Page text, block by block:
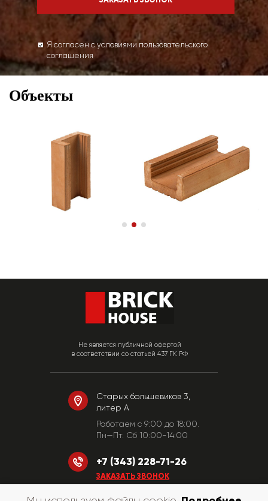
Я согласен с условиями пользовательского
соглашения
Объекты
Не является публичной офертой
в соответствии со статьей 437 ГК РФ
Старых большевиков 3,
литер А
Работаем c 9:00 до 18:00.
Пн—Пт. Сб 10:00-14:00
+7 (343) 228-71-26
ЗАКАЗАТЬ ЗВОНОК